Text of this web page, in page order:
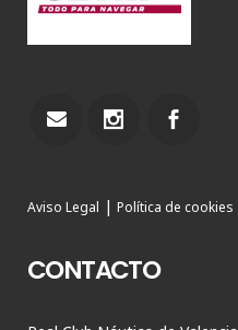
Aviso Legal | Política de cookies
CONTACTO